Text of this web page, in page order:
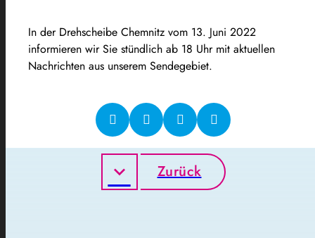
In der Drehscheibe Chemnitz vom 13. Juni 2022
informieren wir Sie stündlich ab 18 Uhr mit aktuellen
Nachrichten aus unserem Sendegebiet.
Zurück